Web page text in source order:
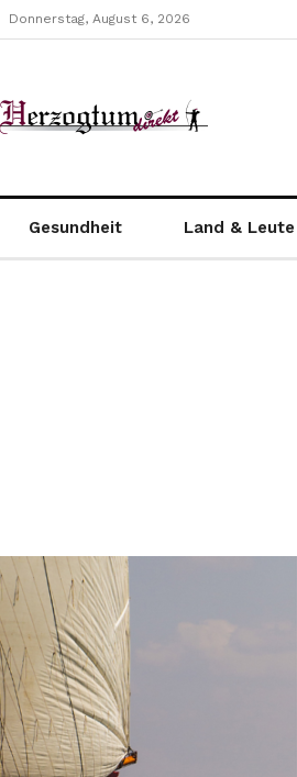
Donnerstag, August 6, 2026
Gesundheit Land & Leute